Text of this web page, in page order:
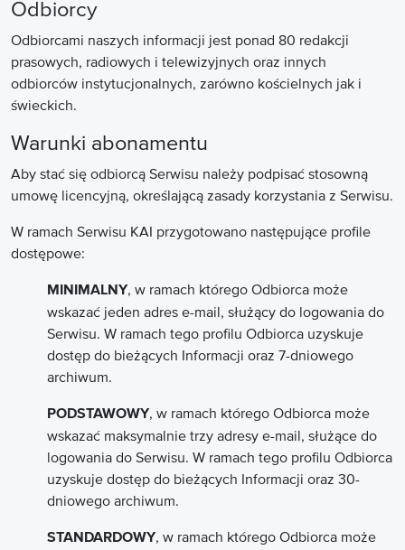
Odbiorcy
Odbiorcami naszych informacji jest ponad 80 redakcji
prasowych, radiowych i telewizyjnych oraz innych
odbiorców instytucjonalnych, zarówno kościelnych jak i
świeckich.
Warunki abonamentu
Aby stać się odbiorcą Serwisu należy podpisać stosowną
umowę licencyjną, określającą zasady korzystania z Serwisu.
W ramach Serwisu KAI przygotowano następujące profile
dostępowe:
MINIMALNY, w ramach którego Odbiorca może
wskazać jeden adres e-mail, służący do logowania do
Serwisu. W ramach tego profilu Odbiorca uzyskuje
dostęp do bieżących Informacji oraz 7-dniowego
archiwum.
PODSTAWOWY, w ramach którego Odbiorca może
wskazać maksymalnie trzy adresy e-mail, służące do
logowania do Serwisu. W ramach tego profilu Odbiorca
uzyskuje dostęp do bieżących Informacji oraz 30-
dniowego archiwum.
STANDARDOWY, w ramach którego Odbiorca może